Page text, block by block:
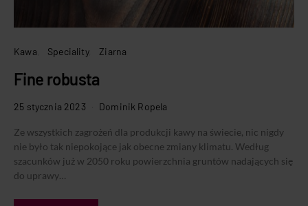
Kawa Speciality Ziarna
Fine robusta
25 stycznia 2023 Dominik Ropela
Ze wszystkich zagrożeń dla produkcji kawy na świecie, nic nigdy
nie było tak niepokojące jak obecne zmiany klimatu. Według
szacunków już w 2050 roku powierzchnia gruntów nadających się
do uprawy…